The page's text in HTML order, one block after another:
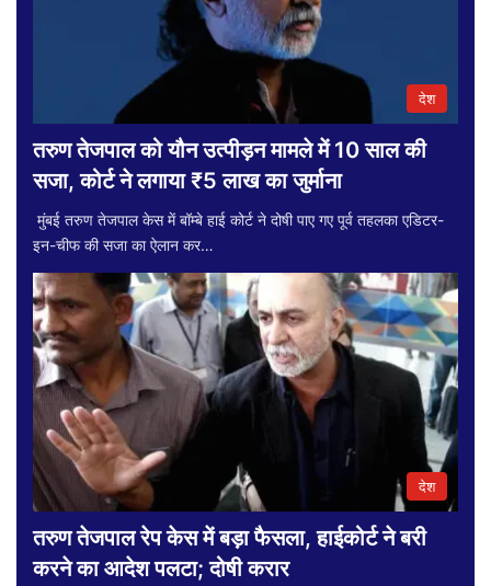
देश
तरुण तेजपाल को यौन उत्पीड़न मामले में 10 साल की
सजा, कोर्ट ने लगाया ₹5 लाख का जुर्माना
मुंबई तरुण तेजपाल केस में बॉम्बे हाई कोर्ट ने दोषी पाए गए पूर्व तहलका एडिटर-
इन-चीफ की सजा का ऐलान कर…
देश
तरुण तेजपाल रेप केस में बड़ा फैसला, हाईकोर्ट ने बरी
करने का आदेश पलटा; दोषी करार